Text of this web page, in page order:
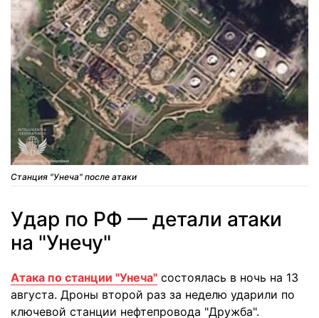
Станция "Унеча" после атаки
Удар по РФ — детали атаки
на "Унечу"
Атака по станции "Унеча" состоялась в ночь на 13
августа. Дроны второй раз за неделю ударили по
ключевой станции нефтепровода "Дружба".